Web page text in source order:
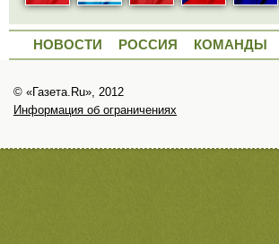
НОВОСТИ РОССИЯ КОМАНДЫ
© «Газета.Ru», 2012
Информация об ограничениях